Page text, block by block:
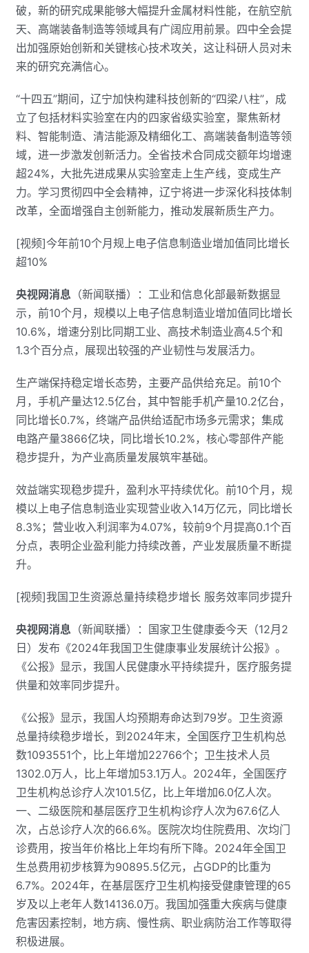
破，新的研究成果能够大幅提升金属材料性能，在航空航
天、高端装备制造等领域具有广阔应用前景。四中全会提
出加强原始创新和关键核心技术攻关，这让科研人员对未
来的研究充满信心。
“十四五”期间，辽宁加快构建科技创新的“四梁八柱”，成
立了包括材料实验室在内的四家省级实验室，聚焦新材
料、智能制造、清洁能源及精细化工、高端装备制造等领
域，进一步激发创新活力。全省技术合同成交额年均增速
超24%，大批先进成果从实验室走上生产线，变成生产
力。学习贯彻四中全会精神，辽宁将进一步深化科技体制
改革，全面增强自主创新能力，推动发展新质生产力。
[视频]今年前10个月规上电子信息制造业增加值同比增长
超10%
央视网消息 （新闻联播）：工业和信息化部最新数据显
示，前10个月，规模以上电子信息制造业增加值同比增长
10.6%，增速分别比同期工业、高技术制造业高4.5个和
1.3个百分点，展现出较强的产业韧性与发展活力。
生产端保持稳定增长态势，主要产品供给充足。前10个
月，手机产量达12.5亿台，其中智能手机产量10.2亿台，
同比增长0.7%，终端产品供给适配市场多元需求；集成
电路产量3866亿块，同比增长10.2%，核心零部件产能
稳步提升，为产业高质量发展筑牢基础。
效益端实现稳步提升，盈利水平持续优化。前10个月，规
模以上电子信息制造业实现营业收入14万亿元，同比增长
8.3%；营业收入利润率为4.07%，较前9个月提高0.1个百
分点，表明企业盈利能力持续改善，产业发展质量不断提
升。
[视频]我国卫生资源总量持续稳步增长 服务效率同步提升
央视网消息 （新闻联播）：国家卫生健康委今天（12月2
日）发布《2024年我国卫生健康事业发展统计公报》。
《公报》显示，我国人民健康水平持续提升，医疗服务提
供量和效率同步提升。
《公报》显示，我国人均预期寿命达到79岁。卫生资源
总量持续稳步增长，到2024年末，全国医疗卫生机构总
数1093551个，比上年增加22766个；卫生技术人员
1302.0万人，比上年增加53.1万人。2024年，全国医疗
卫生机构总诊疗人次101.5亿，比上年增加6.0亿人次。
一、二级医院和基层医疗卫生机构诊疗人次为67.6亿人
次，占总诊疗人次的66.6%。医院次均住院费用、次均门
诊费用，按当年价格比上年均有所下降。2024年全国卫
生总费用初步核算为90895.5亿元，占GDP的比重为
6.7%。2024年，在基层医疗卫生机构接受健康管理的65
岁及以上老年人数14136.0万。我国加强重大疾病与健康
危害因素控制，地方病、慢性病、职业病防治工作等取得
积极进展。